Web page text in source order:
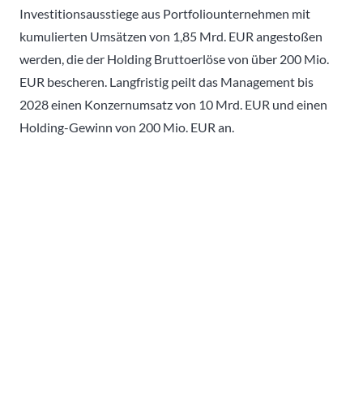
Investitionsausstiege aus Portfoliounternehmen mit
kumulierten Umsätzen von 1,85 Mrd. EUR angestoßen
werden, die der Holding Bruttoerlöse von über 200 Mio.
EUR bescheren. Langfristig peilt das Management bis
2028 einen Konzernumsatz von 10 Mrd. EUR und einen
Holding-Gewinn von 200 Mio. EUR an.